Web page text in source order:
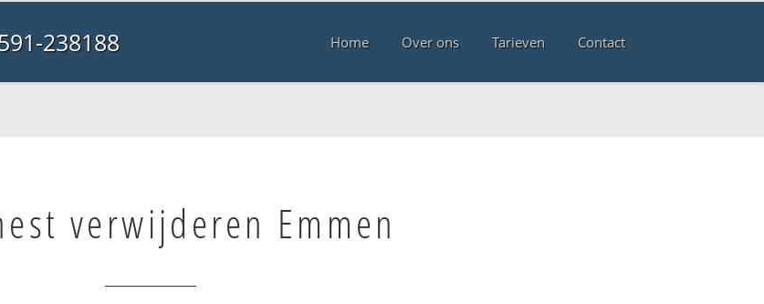
238188 Home Over ons Tarieven Contact
verwijderen Emmen